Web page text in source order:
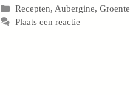
Categorieën
Recepten, Aubergine,Groente
Plaats een reactie